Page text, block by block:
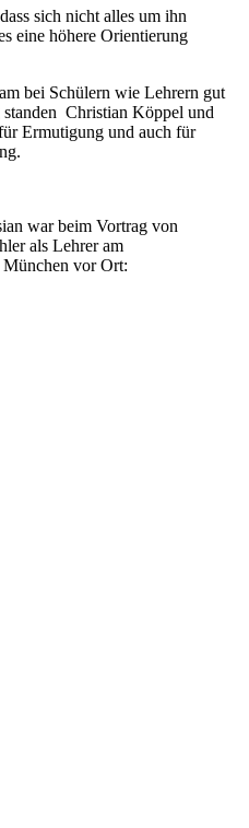
sich nicht alles um ihn
eine höhere Orientierung
bei Schülern wie Lehrern gut
Christian Köppel und
Ermutigung und auch für
war beim Vortrag von
als Lehrer am
München vor Ort: